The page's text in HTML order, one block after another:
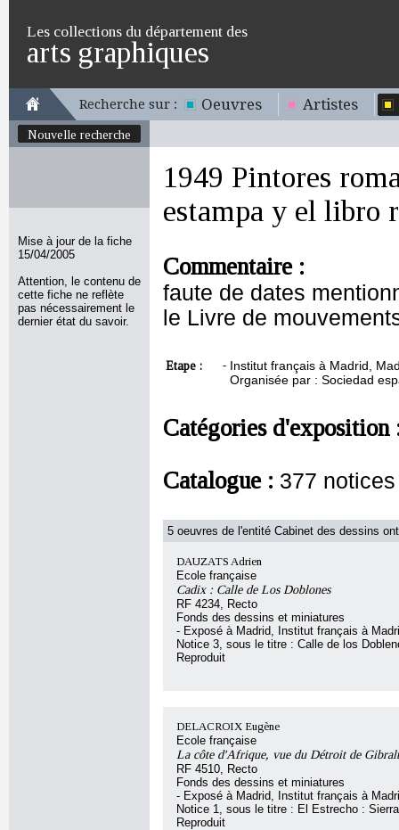
Les collections du département des
arts graphiques
Recherche sur : Oeuvres Artistes
Nouvelle recherche
Mise à jour de la fiche
15/04/2005
Attention, le contenu de
cette fiche ne reflète
pas nécessairement le
dernier état du savoir.
1949 Pintores
estampa y el libro
Commentaire :
faute de dates
le Livre de
Etape : - Institut français à Madrid,
Organisée par : Sociedad
Catégories
Catalogue : 377
5 oeuvres de l'entité Cabinet des dessins
DAUZATS Adrien
Ecole française
Cadix : Calle de Los Doblones
RF 4234, Recto
Fonds des dessins et miniatures
- Exposé à Madrid, Institut français à
Notice 3, sous le titre : Calle de los
Reproduit
DELACROIX Eugène
Ecole française
La côte d'Afrique, vue du Détroit de
RF 4510, Recto
Fonds des dessins et miniatures
- Exposé à Madrid, Institut français à
Notice 1, sous le titre : El Estrecho :
Reproduit